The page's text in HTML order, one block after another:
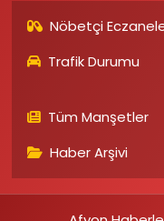
Nöbetçi
Trafik Durumu
Tüm Manşetler
Haber Arşivi